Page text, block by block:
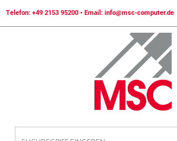
Telefon: +49 2153 95200 • Email: info@msc-computer.de